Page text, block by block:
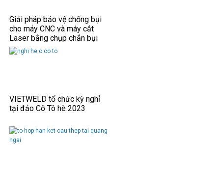
Giải pháp bảo vệ chống bụi
cho máy CNC và máy cắt
Laser bằng chụp chắn bụi
VIETWELD tổ chức kỳ nghỉ
tại đảo Cô Tô hè 2023